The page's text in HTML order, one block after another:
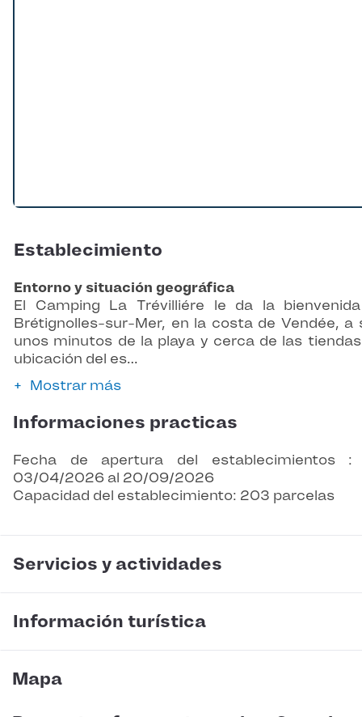
Establecimiento
Entorno y situación geográfica
El Camping La Trévilliére le da la
Brétignolles-sur-Mer, en la costa de Vendée, a
unos minutos de la playa y cerca de las
ubicación del es…
Mostrar más
Informaciones practicas
Fecha de apertura del establecimientos :
03/04/2026 al 20/09/2026
Capacidad del establecimiento: 203 parcelas
Servicios y actividades
Información turística
Mapa